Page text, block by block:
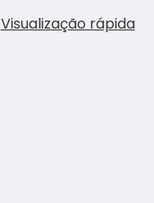
Visualização rápida